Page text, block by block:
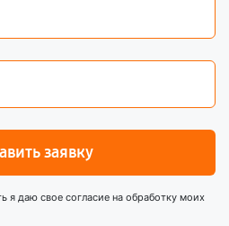
заявку
я даю свое согласие на обработку моих